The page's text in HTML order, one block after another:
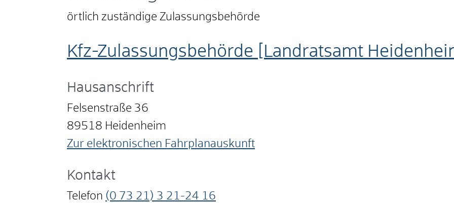
örtlich zuständige Zulassungsbehörde
Kfz-Zulassungsbehörde [Landratsamt
Hausanschrift
Felsenstraße 36
89518 Heidenheim
Zur elektronischen Fahrplanauskunft
Kontakt
Telefon (0 73 21) 3 21-24 16